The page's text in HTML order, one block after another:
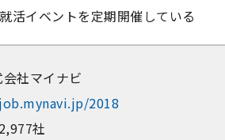
活イベントを定期開催している
社マイナビ
2018
社